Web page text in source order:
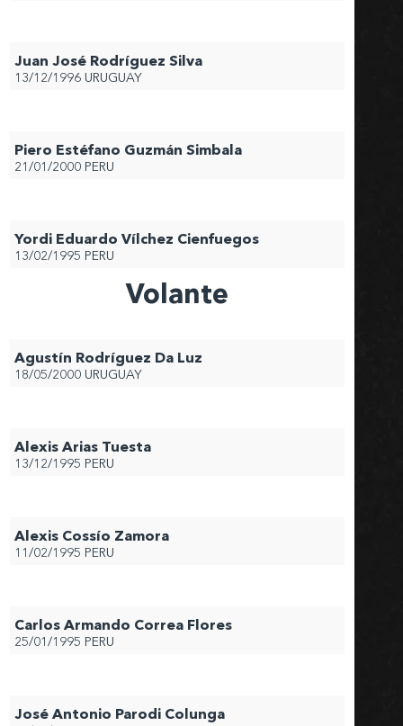
Juan José Rodríguez Silva
13/12/1996 URUGUAY
Piero Estéfano Guzmán Simbala
21/01/2000 PERU
Yordi Eduardo Vílchez Cienfuegos
13/02/1995 PERU
Volante
Agustín Rodríguez Da Luz
18/05/2000 URUGUAY
Alexis Arias Tuesta
13/12/1995 PERU
Alexis Cossío Zamora
11/02/1995 PERU
Carlos Armando Correa Flores
25/01/1995 PERU
José Antonio Parodi Colunga